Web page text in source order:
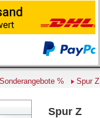
Sonderangebote % Spur Z
Spur Z